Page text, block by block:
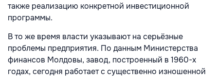
также реализацию конкретной инвестиционной
программы.
В то же время власти указывают на серьёзные
проблемы предприятия. По данным Министерства
финансов Молдовы, завод, построенный в 1960-х
годах, сегодня работает с существенно изношенной